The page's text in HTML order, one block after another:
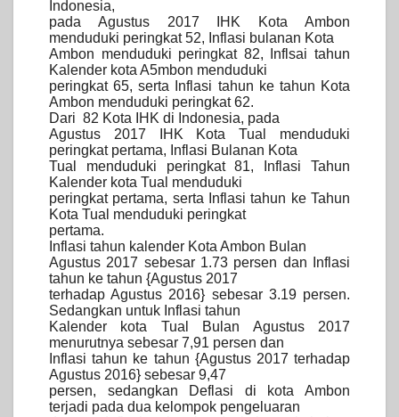
Indonesia,
pada Agustus 2017 IHK Kota Ambon
menduduki peringkat 52, Inflasi bulanan Kota
Ambon menduduki peringkat 82, Inflsai tahun
Kalender kota A5mbon menduduki
peringkat 65, serta Inflasi tahun ke tahun Kota
Ambon menduduki peringkat 62.
Dari 82 Kota IHK di Indonesia, pada
Agustus 2017 IHK Kota Tual menduduki
peringkat pertama, Inflasi Bulanan Kota
Tual menduduki peringkat 81, Inflasi Tahun
Kalender kota Tual menduduki
peringkat pertama, serta Inflasi tahun ke Tahun
Kota Tual menduduki peringkat
pertama.
Inflasi tahun kalender Kota Ambon Bulan
Agustus 2017 sebesar 1.73 persen dan Inflasi
tahun ke tahun {Agustus 2017
terhadap Agustus 2016} sebesar 3.19 persen.
Sedangkan untuk Inflasi tahun
Kalender kota Tual Bulan Agustus 2017
menurutnya sebesar 7,91 persen dan
Inflasi tahun ke tahun {Agustus 2017 terhadap
Agustus 2016} sebesar 9,47
persen, sedangkan Deflasi di kota Ambon
terjadi pada dua kelompok pengeluaran